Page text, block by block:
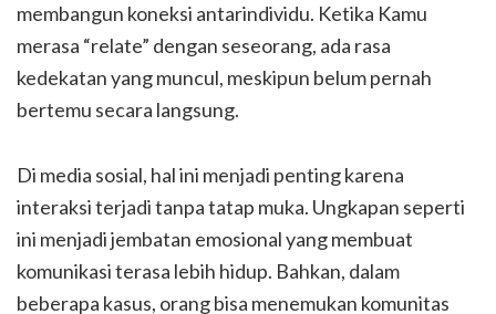
membangun koneksi antarindividu. Ketika Kamu
merasa “relate” dengan seseorang, ada rasa
kedekatan yang muncul, meskipun belum pernah
bertemu secara langsung.
Di media sosial, hal ini menjadi penting karena
interaksi terjadi tanpa tatap muka. Ungkapan seperti
ini menjadi jembatan emosional yang membuat
komunikasi terasa lebih hidup. Bahkan, dalam
beberapa kasus, orang bisa menemukan komunitas